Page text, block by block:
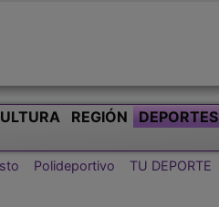
REGIÓN DEPORTES
Polideportivo TU DEPORTE